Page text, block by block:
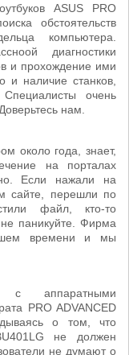
ASUS PRO
обстоятельств
компьютера.
диагностики
и прохождение ими
и наличие станков,
очень
нам.
около года, знает,
на порталах
Если нажали на
сайте, перешли по
файл, кто-то
паникуйте. Фирма
времени и мы
с аппаратными
PRO ADVANCED
о том, что
не должен
не думают о